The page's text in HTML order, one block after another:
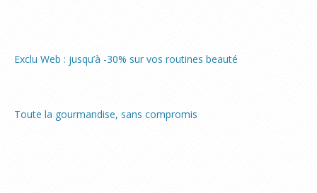
Exclu Web : jusqu’à -30% sur vos routines beauté
Toute la gourmandise, sans compromis